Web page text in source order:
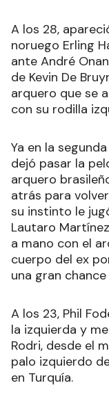
A los 28,
noruego Erling
ante André
de Kevin De
arquero que se
con su rodilla
Ya en la
dejó pasar la
arquero
atrás para
su instinto le
Lautaro
a mano con el
cuerpo del ex
una gran
A los 23, Phil
la izquierda y
Rodri, desde el
palo izquierdo
en Turquía.